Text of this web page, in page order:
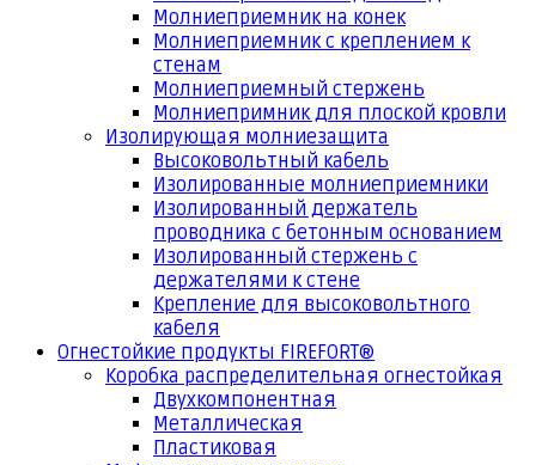
Молниеприемник на конек
Молниеприемник с креплением к
стенам
Молниеприемный стержень
Молниепримник для плоской кровли
Изолирующая молниезащита
Высоковольтный кабель
Изолированные молниеприемники
Изолированный держатель
проводника с бетонным основанием
Изолированный стержень с
держателями к стене
Крепление для высоковольтного
кабеля
Огнестойкие продукты FIREFORT®
Коробка распределительная огнестойкая
Двухкомпонентная
Металлическая
Пластиковая